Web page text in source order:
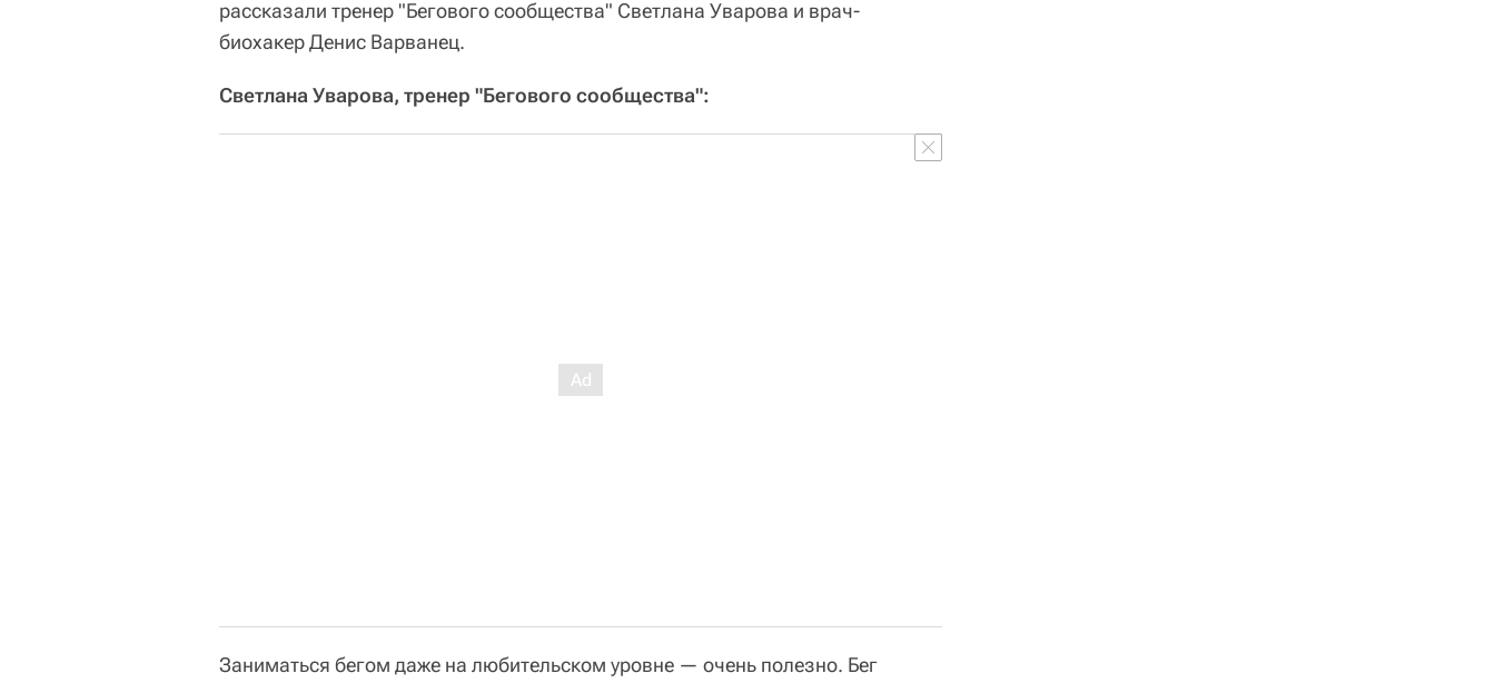
рассказали тренер "Бегового сообщества" Светлана Уварова и врач-
биохакер Денис Варванец.
Светлана Уварова, тренер "Бегового сообщества":
Заниматься бегом даже на любительском уровне — очень полезно. Бег